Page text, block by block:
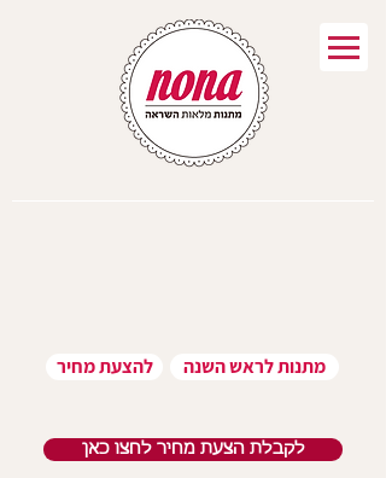
להצעת מחיר מתנות לראש השנה
לקבלת הצעת מחיר לחצו כאן